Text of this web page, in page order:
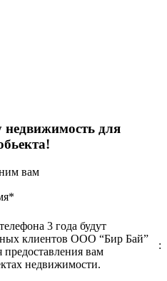
для
вам
*
3 года будут
клиентов ООО “Бир Бай”
предоставления вам
недвижимости.
: